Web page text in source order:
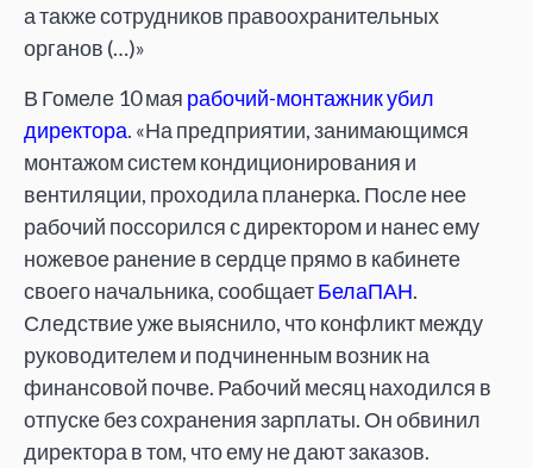
а также сотрудников правоохранительных
органов (…)»
В Гомеле 10 мая рабочий-монтажник убил
директора. «На предприятии, занимающимся
монтажом систем кондиционирования и
вентиляции, проходила планерка. После нее
рабочий поссорился с директором и нанес ему
ножевое ранение в сердце прямо в кабинете
своего начальника, сообщаетБелаПАН.
Следствие уже выяснило, что конфликт между
руководителем и подчиненным возник на
финансовой почве. Рабочий месяц находился в
отпуске без сохранения зарплаты. Он обвинил
директора в том, что ему не дают заказов.